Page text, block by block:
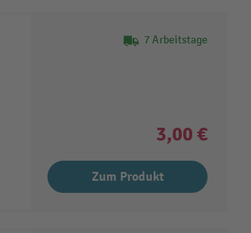
7 Arbeitstage
3,00 €
Zum Produkt